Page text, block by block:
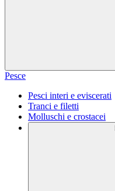
Pesce
Pesci interi e eviscerati
Tranci e filetti
Molluschi e crostacei